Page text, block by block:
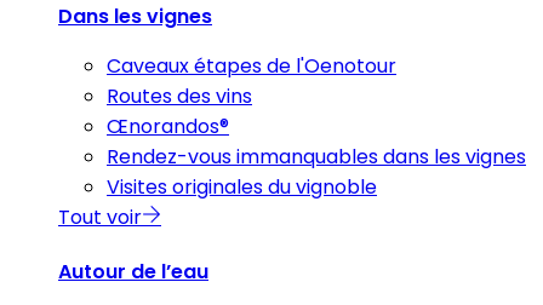
Dans les vignes
Caveaux étapes de l'Oenotour
Routes des vins
Œnorandos®
Rendez-vous immanquables dans les vignes
Visites originales du vignoble
Tout voir
Autour de l’eau